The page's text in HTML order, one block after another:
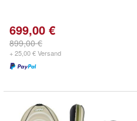
699,00 €
899,00 €
+ 25,00 € Versand